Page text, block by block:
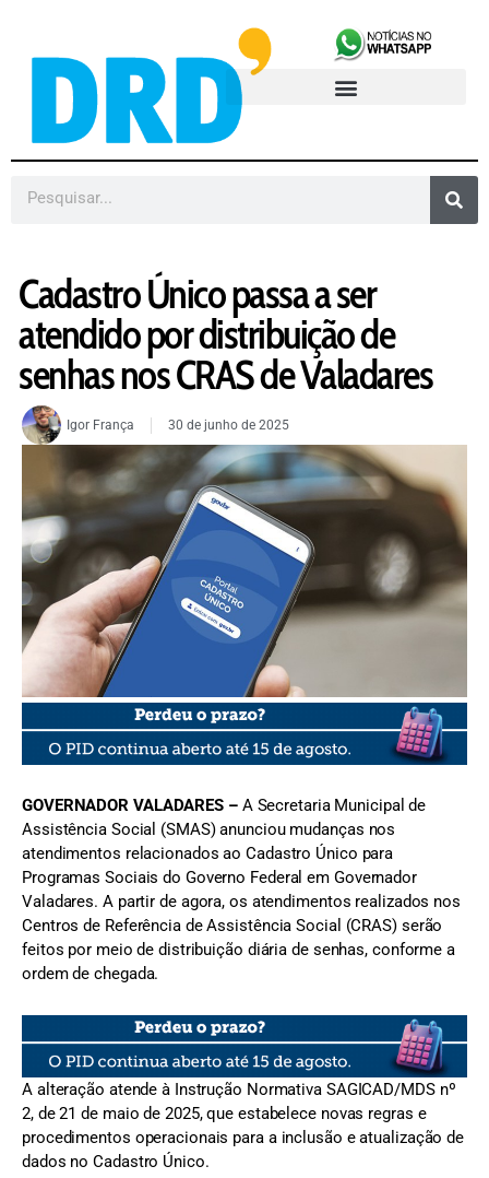
Cadastro Único passa a ser
atendido por distribuição de
senhas nos CRAS de Valadares
Igor França 30 de junho de 2025
FOTO: MDS
GOVERNADOR VALADARES – A Secretaria Municipal de
Assistência Social (SMAS) anunciou mudanças nos
atendimentos relacionados ao Cadastro Único para
Programas Sociais do Governo Federal em Governador
Valadares. A partir de agora, os atendimentos realizados nos
Centros de Referência de Assistência Social (CRAS) serão
feitos por meio de distribuição diária de senhas, conforme a
ordem de chegada.
A alteração atende à Instrução Normativa SAGICAD/MDS nº
2, de 21 de maio de 2025, que estabelece novas regras e
procedimentos operacionais para a inclusão e atualização de
dados no Cadastro Único.